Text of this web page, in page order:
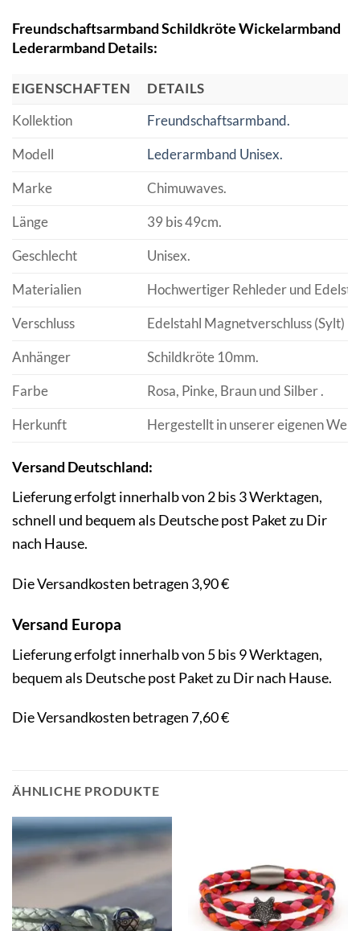
Freundschaftsarmband Schildkröte Wickelarmband
Lederarmband Details:
EIGENSCHAFTEN
DETAILS
Kollektion
Freundschaftsarmband.
Modell Lederarmband Unisex.
Marke Chimuwaves.
Länge 39 bis 49cm.
Geschlecht Unisex.
Materialien Hochwertiger Rehleder und
Verschluss Edelstahl Magnetverschluss (Sylt)
Anhänger Schildkröte 10mm.
Farbe Rosa, Pinke, Braun und Silber .
Herkunft Hergestellt in unserer eigenen
Versand Deutschland:
Lieferung erfolgt innerhalb von 2 bis 3 Werktagen,
schnell und bequem als Deutsche post Paket zu Dir
nach Hause.
Die Versandkosten betragen 3,90 €
Versand Europa
Lieferung erfolgt innerhalb von 5 bis 9 Werktagen,
bequem als Deutsche post Paket zu Dir nach Hause.
Die Versandkosten betragen 7,60 €
ÄHNLICHE PRODUKTE